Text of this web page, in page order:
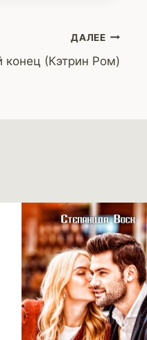
ДАЛЕЕ
конец (Кэтрин Ром)